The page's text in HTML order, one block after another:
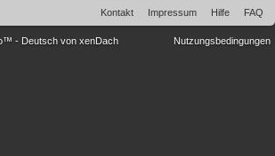
Kontakt Impressum Hilfe FAQ
Nutzungsbedingungen
- Deutsch von xenDach